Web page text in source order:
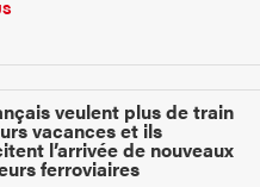
veulent plus de train
vacances et ils
l’arrivée de nouveaux
ferroviaires